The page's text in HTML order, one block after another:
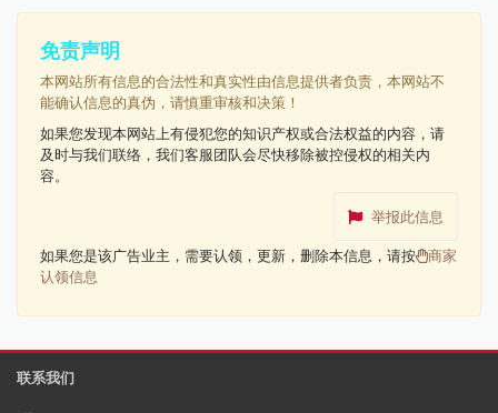
免责声明
本网站所有信息的合法性和真实性由信息提供者负责，本网站不
能确认信息的真伪，请慎重审核和决策！
如果您发现本网站上有侵犯您的知识产权或合法权益的内容，请
及时与我们联络，我们客服团队会尽快移除被控侵权的相关内
容。
举报此信息
如果您是该广告业主，需要认领，更新，删除本信息，请按
商家
认领信息
联系我们